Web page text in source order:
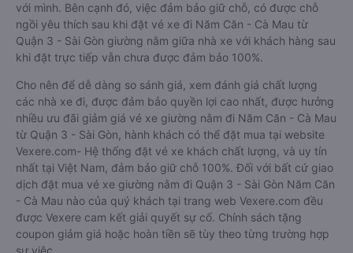
với mình. Bên cạnh đó, việc đảm bảo giữ chỗ, có được chỗ
ngồi yêu thích sau khi đặt vé xe đi Năm Căn - Cà Mau từ
Quận 3 - Sài Gòn giường nằm giữa nhà xe với khách hàng sau
khi đặt trực tiếp vẫn chưa được đảm bảo 100%.
Cho nên để dễ dàng so sánh giá, xem đánh giá chất lượng
các nhà xe đi, được đảm bảo quyền lợi cao nhất, được hưởng
nhiều ưu đãi giảm giá vé xe giường nằm đi Năm Căn - Cà Mau
từ Quận 3 - Sài Gòn, hành khách có thể đặt mua tại website
Vexere.com- Hệ thống đặt vé xe khách chất lượng, và uy tín
nhất tại Việt Nam, đảm bảo giữ chỗ 100%. Đối với bất cứ giao
dịch đặt mua vé xe giường nằm đi Quận 3 - Sài Gòn Năm Căn
- Cà Mau nào của quý khách tại trang web Vexere.com đều
được Vexere cam kết giải quyết sự cố. Chính sách tặng
coupon giảm giá hoặc hoàn tiền sẽ tùy theo từng trường hợp
sự việc.